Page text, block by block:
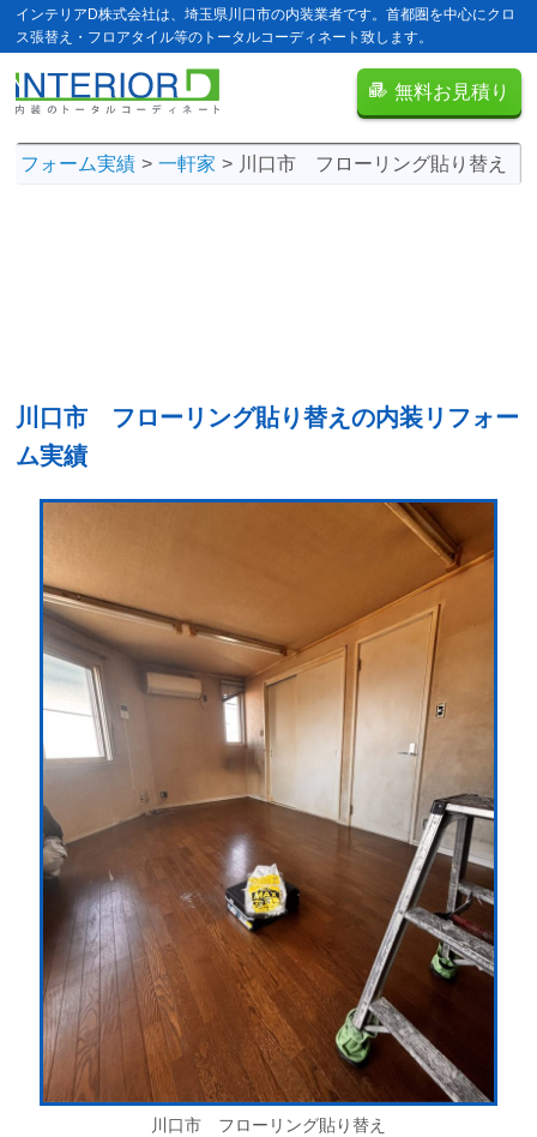
インテリアD株式会社は、埼玉県川口市の内装業者です。首都圏を中心にクロ
ス張替え・フロアタイル等のトータルコーディネート致します。
無料お見積り
リフォーム実績 一軒家 川口市 フローリング貼り替え
川口市 フローリング貼り替えの内装リフォー
ム実績
川口市 フローリング貼り替え